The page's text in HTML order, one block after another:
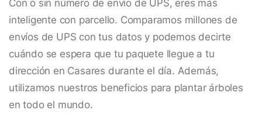
Con o sin número de envío de UPS, eres más
inteligente con parcello. Comparamos millones de
envíos de UPS con tus datos y podemos decirte
cuándo se espera que tu paquete llegue a tu
dirección en Casares durante el día. Además,
utilizamos nuestros beneficios para plantar árboles
en todo el mundo.